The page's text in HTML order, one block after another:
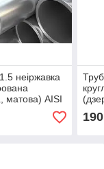
неіржавка
матова) АІSI
190